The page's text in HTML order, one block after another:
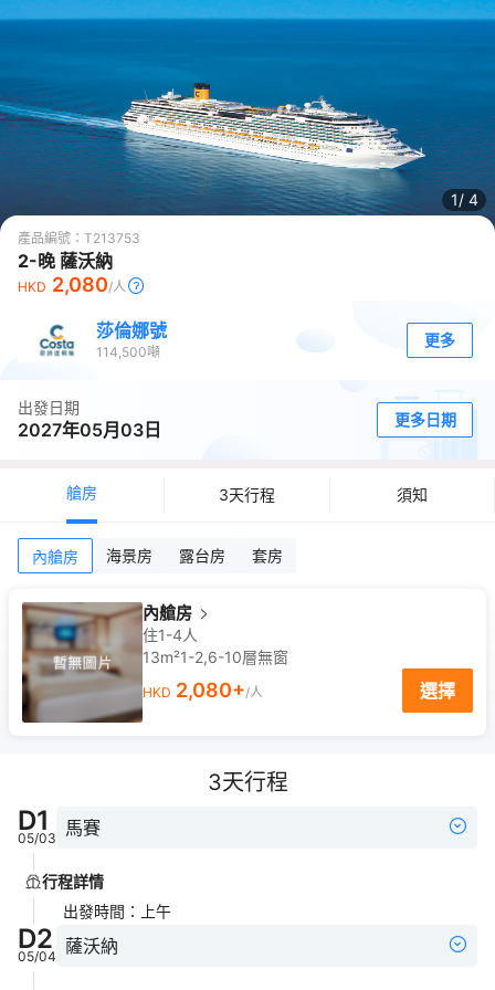
1/ 4
產品編號： T213753
2-晚 薩沃納
HKD 2,080/人
莎倫娜號
114,500噸
更多
出發日期
2027年05月03日 更多日期
艙房 3天行程 須知
內艙房 海景房 露台房 套房
內艙房
住1-4人
13m²1-2,6-10層無窗
HKD 2,080+/人 選擇
3天行程
D1
05/03 馬賽
行程詳情
出發時間 ： 上午
D2
05/04 薩沃納